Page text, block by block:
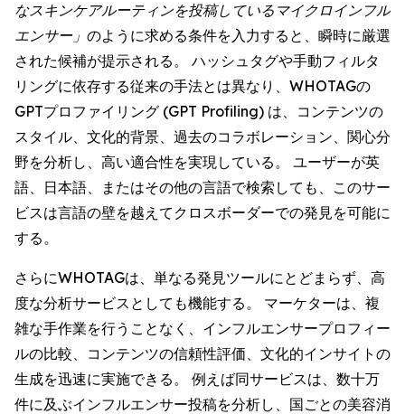
なスキンケアルーティンを投稿しているマイクロインフル
エンサー」 のように求める条件を入力すると、瞬時に厳選
された候補が提示される。 ハッシュタグや手動フィルタ
リングに依存する従来の手法とは異なり、WHOTAGの
GPTプロファイリング (GPT Profiling) は、コンテンツの
スタイル、文化的背景、過去のコラボレーション、関心分
野を分析し、高い適合性を実現している。 ユーザーが英
語、日本語、またはその他の言語で検索しても、このサー
ビスは言語の壁を越えてクロスボーダーでの発見を可能に
する。
さらにWHOTAGは、単なる発見ツールにとどまらず、高
度な分析サービスとしても機能する。 マーケターは、複
雑な手作業を行うことなく、インフルエンサープロフィー
ルの比較、コンテンツの信頼性評価、文化的インサイトの
生成を迅速に実施できる。 例えば同サービスは、数十万
件に及ぶインフルエンサー投稿を分析し、国ごとの美容消